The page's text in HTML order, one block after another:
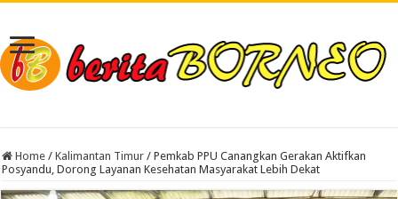
Home / Kalimantan Timur / Pemkab PPU Canangkan Gerakan Aktifkan
Posyandu, Dorong Layanan Kesehatan Masyarakat Lebih Dekat